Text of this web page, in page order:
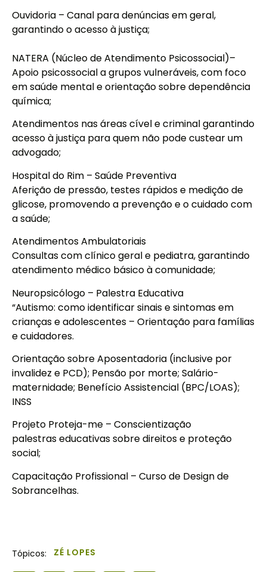
Ouvidoria – Canal para denúncias em geral,
garantindo o acesso à justiça;
NATERA (Núcleo de Atendimento Psicossocial)–
Apoio psicossocial a grupos vulneráveis, com foco
em saúde mental e orientação sobre dependência
química;
Atendimentos nas áreas cível e criminal garantindo
acesso à justiça para quem não pode custear um
advogado;
Hospital do Rim – Saúde Preventiva
Aferição de pressão, testes rápidos e medição de
glicose, promovendo a prevenção e o cuidado com
a saúde;
Atendimentos Ambulatoriais
Consultas com clínico geral e pediatra, garantindo
atendimento médico básico à comunidade;
Neuropsicólogo – Palestra Educativa
“Autismo: como identificar sinais e sintomas em
crianças e adolescentes – Orientação para famílias
e cuidadores.
Orientação sobre Aposentadoria (inclusive por
invalidez e PCD); Pensão por morte; Salário-
maternidade; Benefício Assistencial (BPC/LOAS);
INSS
Projeto Proteja-me – Conscientização
palestras educativas sobre direitos e proteção
social;
Capacitação Profissional – Curso de Design de
Sobrancelhas.
Tópicos: ZÉ LOPES